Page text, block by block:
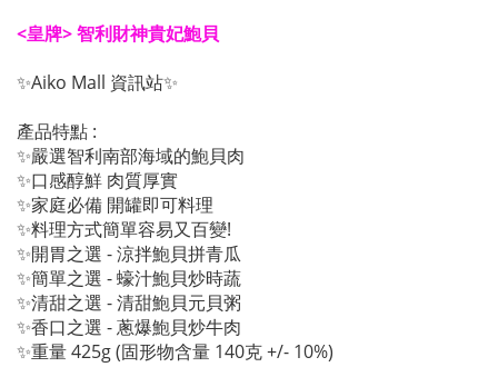
<皇牌> 智利財神貴妃鮑貝
✨Aiko Mall 資訊站✨
產品特點 :
✨嚴選智利南部海域的鮑貝肉
✨口感醇鮮 肉質厚實
✨家庭必備 開罐即可料理
✨料理方式簡單容易又百變!
✨開胃之選 - 涼拌鮑貝拼青瓜
✨簡單之選 - 蠔汁鮑貝炒時蔬
✨清甜之選 - 清甜鮑貝元貝粥
✨香口之選 - 蔥爆鮑貝炒牛肉
✨重量 425g (固形物含量 140克 +/- 10%)